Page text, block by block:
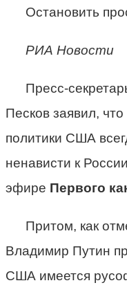
Остановить
РИА Новости
Пресс-
Песков заявил,
политики США
ненависти к
эфире Первого
Притом, как
Владимир Путин
США имеется